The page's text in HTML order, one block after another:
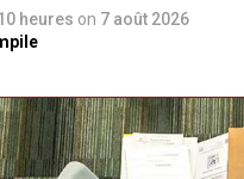
10 heures on 7 août 2026